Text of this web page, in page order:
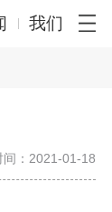
我们
间：2021-01-18